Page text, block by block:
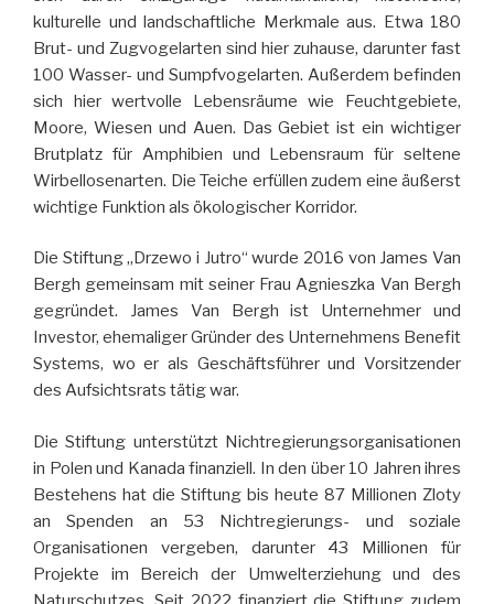
kulturelle und landschaftliche Merkmale aus. Etwa 180
Brut- und Zugvogelarten sind hier zuhause, darunter fast
100 Wasser- und Sumpfvogelarten. Außerdem befinden
sich hier wertvolle Lebensräume wie Feuchtgebiete,
Moore, Wiesen und Auen. Das Gebiet ist ein wichtiger
Brutplatz für Amphibien und Lebensraum für seltene
Wirbellosenarten. Die Teiche erfüllen zudem eine äußerst
wichtige Funktion als ökologischer Korridor.
Die Stiftung „Drzewo i Jutro“ wurde 2016 von James Van
Bergh gemeinsam mit seiner Frau Agnieszka Van Bergh
gegründet. James Van Bergh ist Unternehmer und
Investor, ehemaliger Gründer des Unternehmens Benefit
Systems, wo er als Geschäftsführer und Vorsitzender
des Aufsichtsrats tätig war.
Die Stiftung unterstützt Nichtregierungsorganisationen
in Polen und Kanada finanziell. In den über 10 Jahren ihres
Bestehens hat die Stiftung bis heute 87 Millionen Zloty
an Spenden an 53 Nichtregierungs- und soziale
Organisationen vergeben, darunter 43 Millionen für
Projekte im Bereich der Umwelterziehung und des